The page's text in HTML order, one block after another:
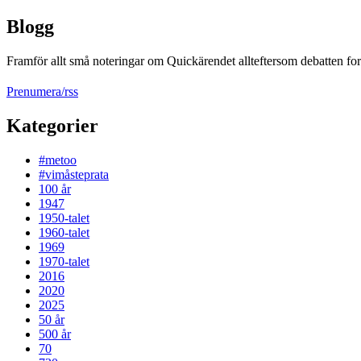
Blogg
Framför allt små noteringar om Quickärendet allteftersom debatten
Prenumera/rss
Kategorier
#metoo
#vimåsteprata
100 år
1947
1950-talet
1960-talet
1969
1970-talet
2016
2020
2025
50 år
500 år
70